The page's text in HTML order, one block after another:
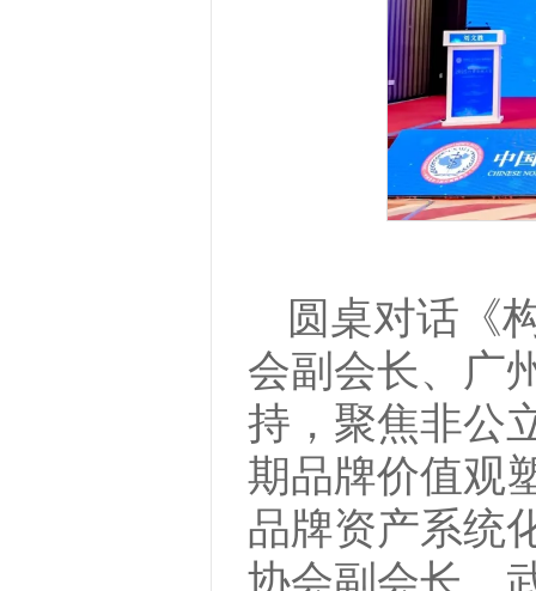
圆桌对话《
会副会长、广
持，聚焦非公
期品牌价值观
品牌资产系统
协会副会长、